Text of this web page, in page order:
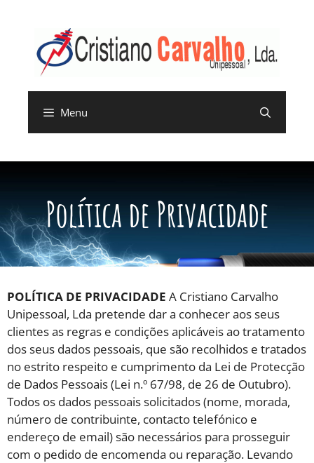
Menu
Política de Privacidade
POLÍTICA DE PRIVACIDADE A Cristiano Carvalho
Unipessoal, Lda pretende dar a conhecer aos seus
clientes as regras e condições aplicáveis ao tratamento
dos seus dados pessoais, que são recolhidos e tratados
no estrito respeito e cumprimento da Lei de Protecção
de Dados Pessoais (Lei n.º 67/98, de 26 de Outubro).
Todos os dados pessoais solicitados (nome, morada,
número de contribuinte, contacto telefónico e
endereço de email) são necessários para prosseguir
com o pedido de encomenda ou reparação. Levando